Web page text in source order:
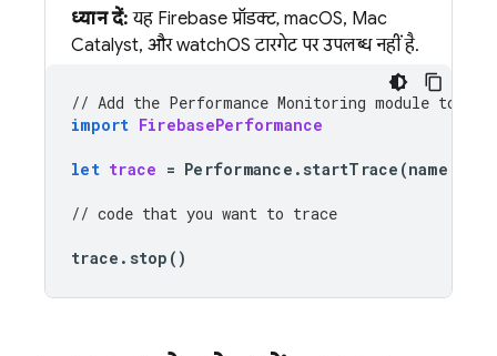
ध्यान दें: यह Firebase प्रॉडक्ट, macOS, Mac
Catalyst, और watchOS टारगेट पर उपलब्ध नहीं है.
// Add the Performance Monitoring module to
import FirebasePerformance
let trace = Performance . startTrace (name
// code that you want to trace
trace . stop ()